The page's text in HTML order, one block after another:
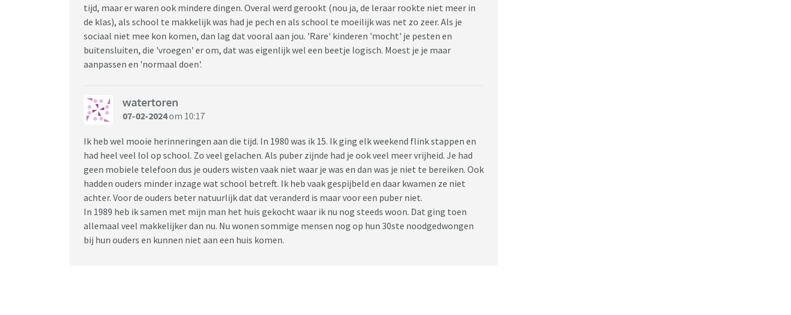
tijd, maar er waren ook mindere dingen. Overal werd gerookt (nou ja, de leraar rookte niet meer in
de klas), als school te makkelijk was had je pech en als school te moeilijk was net zo zeer. Als je
sociaal niet mee kon komen, dan lag dat vooral aan jou. 'Rare' kinderen 'mocht' je pesten en
buitensluiten, die 'vroegen' er om, dat was eigenlijk wel een beetje logisch. Moest je je maar
aanpassen en 'normaal doen'.
watertoren
07-02-2024om 10:17
Ik heb wel mooie herinneringen aan die tijd. In 1980 was ik 15. Ik ging elk weekend flink stappen en
had heel veel lol op school. Zo veel gelachen. Als puber zijnde had je ook veel meer vrijheid. Je had
geen mobiele telefoon dus je ouders wisten vaak niet waar je was en dan was je niet te bereiken. Ook
hadden ouders minder inzage wat school betreft. Ik heb vaak gespijbeld en daar kwamen ze niet
achter. Voor de ouders beter natuurlijk dat dat veranderd is maar voor een puber niet.
In 1989 heb ik samen met mijn man het huis gekocht waar ik nu nog steeds woon. Dat ging toen
allemaal veel makkelijker dan nu. Nu wonen sommige mensen nog op hun 30ste noodgedwongen
bij hun ouders en kunnen niet aan een huis komen.